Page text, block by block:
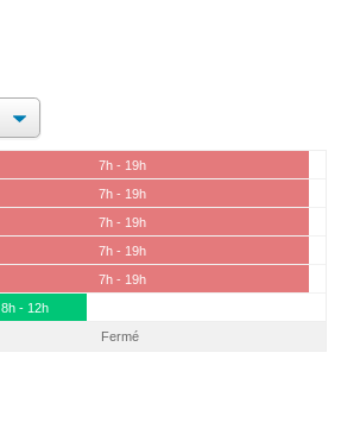
7h - 19h
7h - 19h
7h - 19h
7h - 19h
7h - 19h
8h - 12h
Fermé